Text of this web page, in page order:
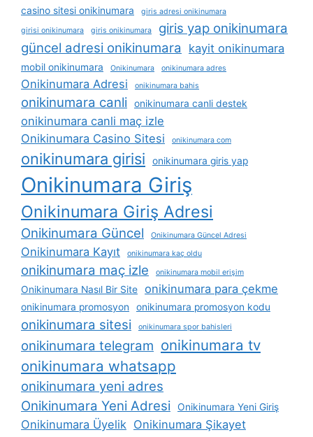
casino sitesi onikinumara giris adresi onikinumara
girisi onikinumara giris onikinumara
giris yap onikinumara
güncel adresi onikinumara
kayit onikinumara
mobil onikinumara Onikinumara onikinumara adres
Onikinumara Adresi onikinumara bahis
onikinumara canli onikinumara canli destek
onikinumara canli maç izle
Onikinumara Casino Sitesi
onikinumara com
onikinumara girisi onikinumara giris yap
Onikinumara Giriş
Onikinumara Giriş Adresi
Onikinumara Güncel Onikinumara Güncel Adresi
Onikinumara Kayıt onikinumara kaç oldu
onikinumara maç izle onikinumara mobil erişim
Onikinumara Nasıl Bir Site onikinumara para çekme
onikinumara promosyon onikinumara promosyon kodu
onikinumara sitesi onikinumara spor bahisleri
onikinumara telegram onikinumara tv
onikinumara whatsapp
onikinumara yeni adres
Onikinumara Yeni Adresi
Onikinumara Yeni Giriş
Onikinumara Üyelik Onikinumara Şikayet